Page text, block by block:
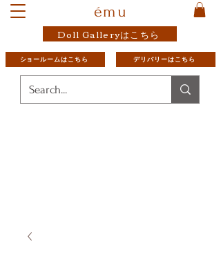
ému
Doll Galleryはこちら
ショールームはこちら デリバリーはこちら